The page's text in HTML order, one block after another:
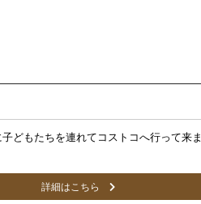
どもたちを連れてコストコへ行って来ま
詳細はこちら